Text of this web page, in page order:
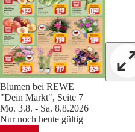
Blumen bei REWE
"Dein Markt", Seite 7
Mo. 3.8. - Sa. 8.8.2026
Nur noch heute gültig